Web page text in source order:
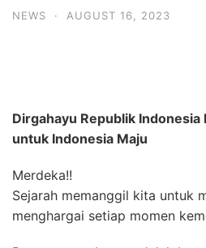
NEWS · AUGUST 16, 2023
Dirgahayu Republik
untuk Indonesia Maju
Merdeka!!
Sejarah memanggil kita untuk
menghargai setiap momen